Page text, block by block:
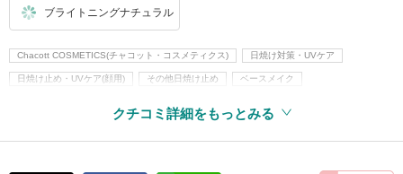
ブライトニングナチュラル
Chacott COSMETICS(チャコット・コスメティクス) 日焼け対策・UVケア
日焼け止め・UVケア(顔用) その他日焼け止め ベースメイク
クチコミ詳細をもっとみる